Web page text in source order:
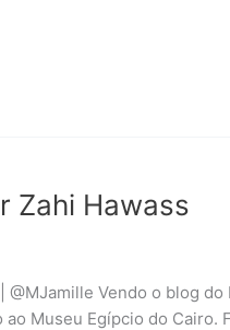
Zahi Hawass
Vendo o blog
Museu Egípcio do Cairo.